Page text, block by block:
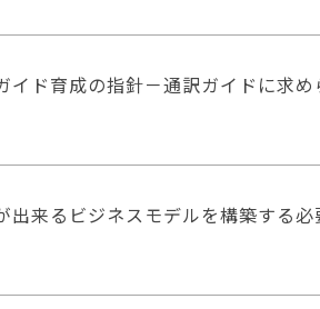
イド育成の指針－通訳ガイドに求
出来るビジネスモデルを構築する